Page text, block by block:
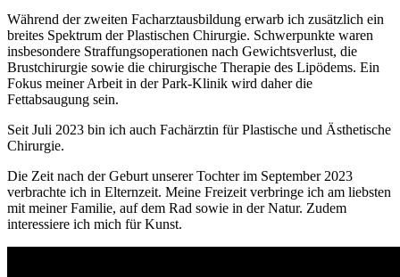
Während der zweiten Facharztausbildung erwarb ich zusätzlich ein
breites Spektrum der Plastischen Chirurgie. Schwerpunkte waren
insbesondere Straffungsoperationen nach Gewichtsverlust, die
Brustchirurgie sowie die chirurgische Therapie des Lipödems. Ein
Fokus meiner Arbeit in der Park-Klinik wird daher die
Fettabsaugung sein.
Seit Juli 2023 bin ich auch Fachärztin für Plastische und Ästhetische
Chirurgie.
Die Zeit nach der Geburt unserer Tochter im September 2023
verbrachte ich in Elternzeit. Meine Freizeit verbringe ich am liebsten
mit meiner Familie, auf dem Rad sowie in der Natur. Zudem
interessiere ich mich für Kunst.